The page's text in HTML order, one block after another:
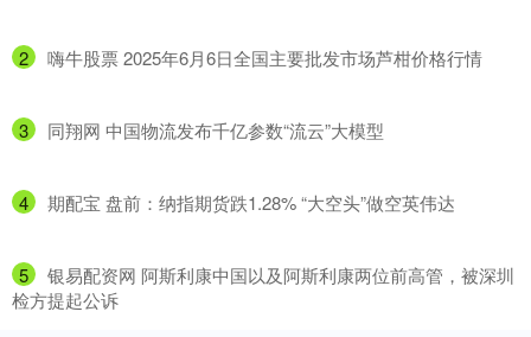
2 ​嗨牛股票 2025年6月6日全国主要批发市场芦柑价格行情
3 ​同翔网 中国物流发布千亿参数“流云”大模型
4 ​期配宝 盘前：纳指期货跌1.28% “大空头”做空英伟达
5
​银易配资网 阿斯利康中国以及阿斯利康两位前高管，被深圳
检方提起公诉